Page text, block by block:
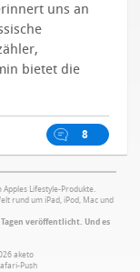
uns an
bietet die
8
Lifestyle-Produkte.
rund um iPad, iPod, Mac und
veröffentlicht. Und es
aketo
Push